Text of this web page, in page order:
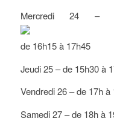
Mercredi 24 –
de 16h15 à 17h45
Jeudi 25 – de 15h30 à
Vendredi 26 – de 17h
Samedi 27 – de 18h à